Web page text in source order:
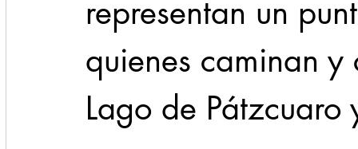
representan un
quienes caminan
Lago de